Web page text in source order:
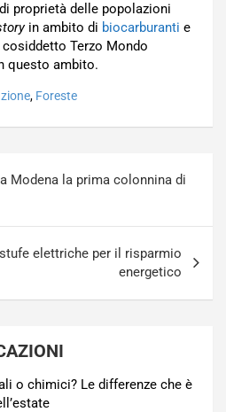
proprietà delle popolazioni
in ambito di biocarburanti e
Terzo Mondo
questo ambito.
, Foreste
Modena la prima colonnina di
elettriche per il risparmio
energetico
o chimici? Le differenze che è